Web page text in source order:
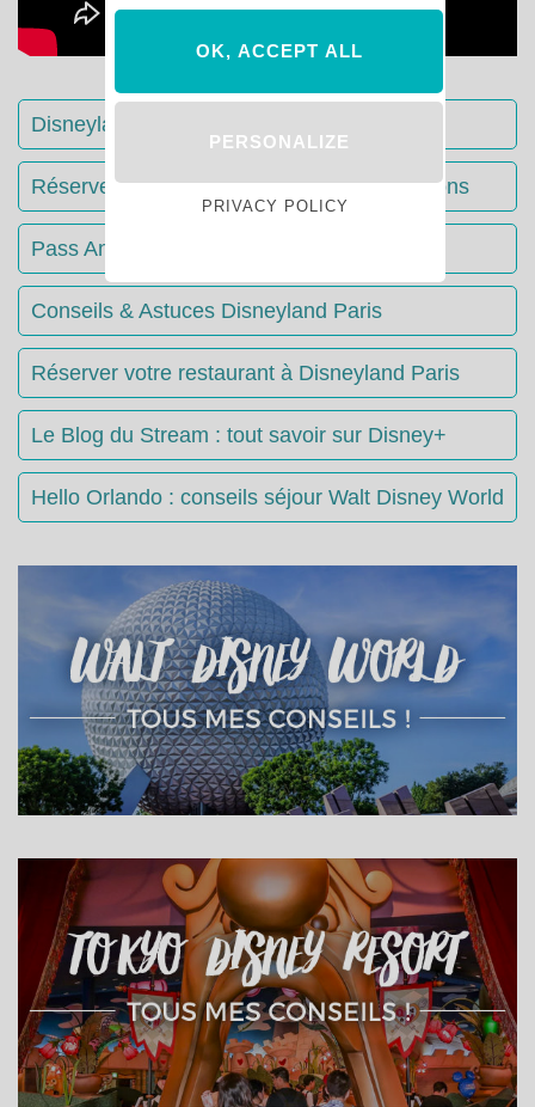
Disneyland Paris : Le guide complet
Réserver votre séjour : toutes les informations
Pass Annuels Disney : informations
Conseils & Astuces Disneyland Paris
Réserver votre restaurant à Disneyland Paris
Le Blog du Stream : tout savoir sur Disney+
Hello Orlando : conseils séjour Walt Disney World
OK, ACCEPT ALL
PERSONALIZE
PRIVACY POLICY